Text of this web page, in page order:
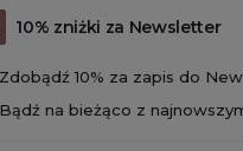
10% zniżki za Newsletter
Zdobądź 10% za zapis do
Bądź na bieżąco z